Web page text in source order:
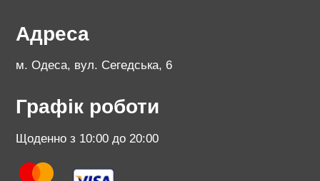
Адреса
м. Одеса, вул. Сегедська, 6
Графік роботи
Щоденно з 10:00 до 20:00